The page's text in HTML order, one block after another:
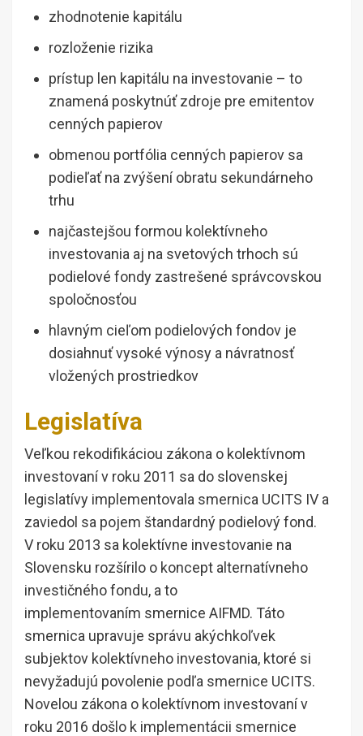
zhodnotenie kapitálu
rozloženie rizika
prístup len kapitálu na investovanie – to
znamená poskytnúť zdroje pre emitentov
cenných papierov
obmenou portfólia cenných papierov sa
podieľať na zvýšení obratu sekundárneho
trhu
najčastejšou formou kolektívneho
investovania aj na svetových trhoch sú
podielové fondy zastrešené správcovskou
spoločnosťou
hlavným cieľom podielových fondov je
dosiahnuť vysoké výnosy a návratnosť
vložených prostriedkov
Legislatíva
Veľkou rekodifikáciou zákona o kolektívnom
investovaní v roku 2011 sa do slovenskej
legislatívy implementovala smernica UCITS IV a
zaviedol sa pojem štandardný podielový fond.
V roku 2013 sa kolektívne investovanie na
Slovensku rozšírilo o koncept alternatívneho
investičného fondu, a to
implementovaním smernice AIFMD. Táto
smernica upravuje správu akýchkoľvek
subjektov kolektívneho investovania, ktoré si
nevyžadujú povolenie podľa smernice UCITS.
Novelou zákona o kolektívnom investovaní v
roku 2016 došlo k implementácii smernice